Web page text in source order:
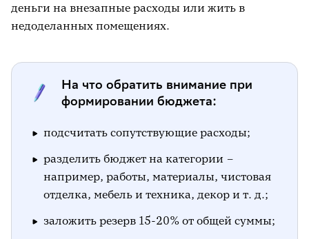
деньги на внезапные расходы или жить в
недоделанных помещениях.
На что обратить внимание при
формировании бюджета:
подсчитать сопутствующие расходы;
разделить бюджет на категории –
например, работы, материалы, чистовая
отделка, мебель и техника, декор и т. д.;
заложить резерв 15-20% от общей суммы;